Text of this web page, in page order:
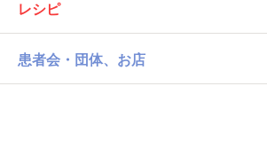
レシピ
患者会・団体、お店